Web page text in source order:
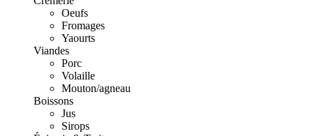
Oeufs
Fromages
Yaourts
Viandes
Porc
Volaille
Mouton/agneau
Boissons
Jus
Sirops